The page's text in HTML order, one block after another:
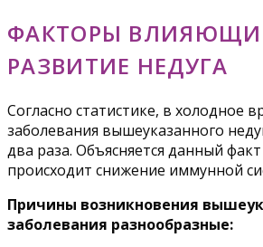
ФАКТОРЫ
РАЗВИТИЕ НЕДУГА
Согласно статистике, в холодное
заболевания вышеуказанного
два раза. Объясняется данный
происходит снижение иммунной
Причины возникновения
заболевания разнообразные: